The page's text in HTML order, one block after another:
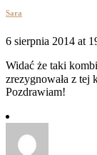
Sara
6 sierpnia 2014 at
Widać że taki
zrezygnowała z tej
Pozdrawiam!